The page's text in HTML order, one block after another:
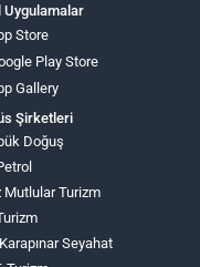
Uygulamalar
Store
Play Store
Gallery
Şirketleri
Doğuş
Mutlular Turizm
Seyahat